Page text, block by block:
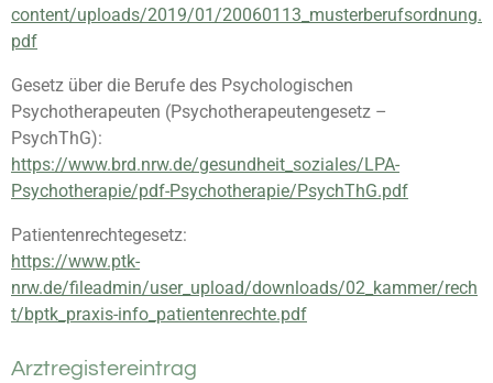
content/uploads/2019/01/20060113_musterberufsordnung.
pdf
Gesetz über die Berufe des Psychologischen
Psychotherapeuten (Psychotherapeutengesetz –
PsychThG):
https://www.brd.nrw.de/gesundheit_soziales/LPA-
Psychotherapie/pdf-Psychotherapie/PsychThG.pdf
Patientenrechtegesetz:
https://www.ptk-
nrw.de/fileadmin/user_upload/downloads/02_kammer/rech
t/bptk_praxis-info_patientenrechte.pdf
Arztregistereintrag